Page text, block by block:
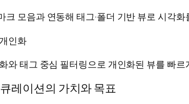
크 모음과 연동해 태그·폴더 기반 뷰로 시각
인화
와 태그 중심 필터링으로 개인화된 뷰를 빠르
레이션의 가치와 목표